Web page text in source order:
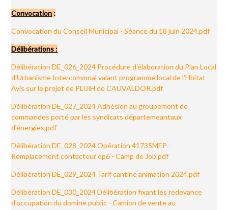
Convocation :
Convocation du Conseil Municipal - Séance du 18 juin 2024.pdf
Délibérations :
Délibération DE_026_2024 Procédure d'élaboration du Plan Local
d'Urbanisme Intercommnal valant programme local de l'Hbitat -
Avis sur le projet de PLUiH de CAUVALDOR.pdf
Délibération DE_027_2024 Adhésion au groupement de
commandes porté par les syndicats départemeantaux
d'énergies.pdf
Délibération DE_028_2024 Opération 41735MEP -
Remplacement contacteur dp6 - Camp de Job.pdf
Délibération DE_029_2024 Tarif cantine animation 2024.pdf
Délibération DE_030_2024 Délibération fixant les redevance
d'occupation du domine public - Camion de vente au